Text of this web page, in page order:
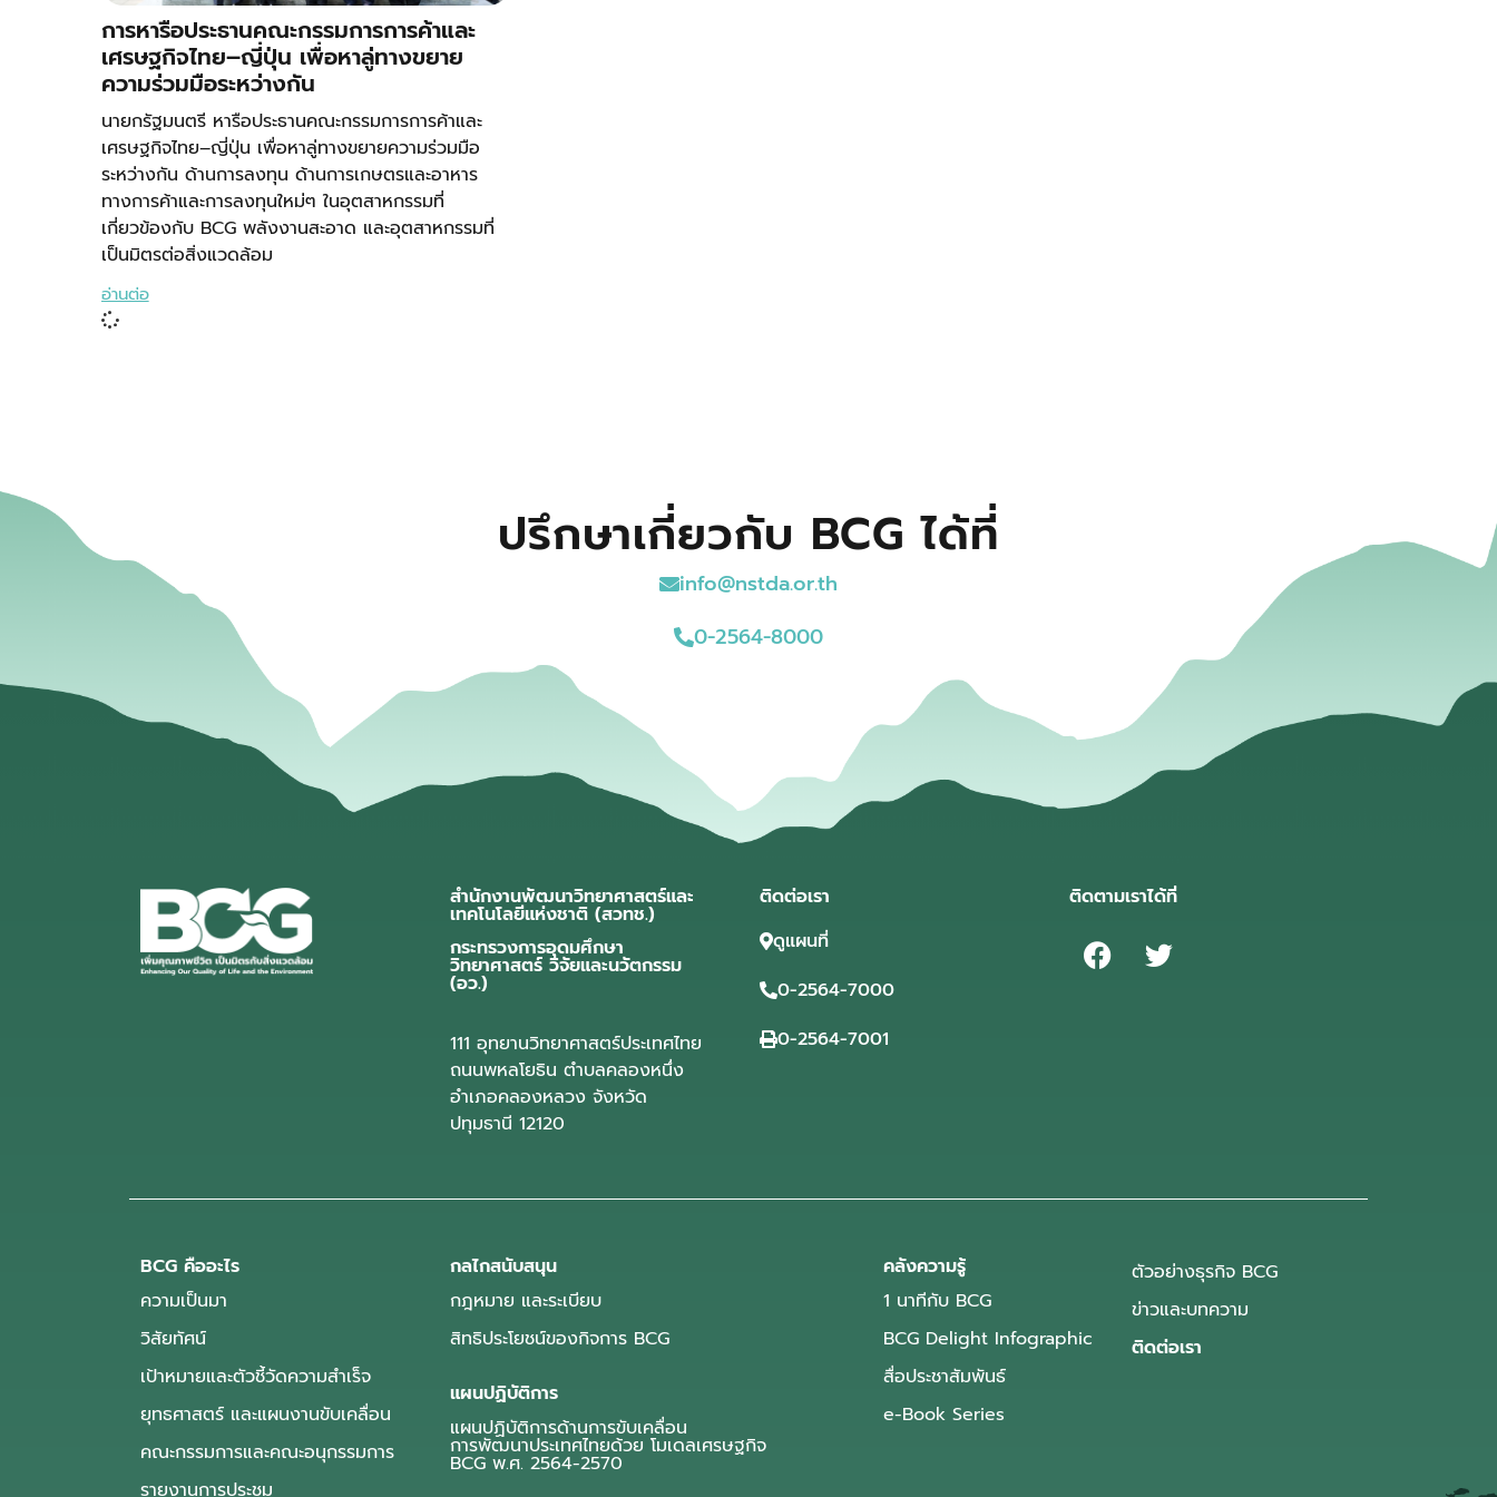
การหารือประธานคณะกรรมการการค้าและ
เศรษฐกิจไทย–ญี่ปุ่น เพื่อหาลู่ทางขยาย
ความร่วมมือระหว่างกัน
นายกรัฐมนตรี หารือประธานคณะกรรมการการค้าและ
เศรษฐกิจไทย–ญี่ปุ่น เพื่อหาลู่ทางขยายความร่วมมือ
ระหว่างกัน ด้านการลงทุน ด้านการเกษตรและอาหาร
ทางการค้าและการลงทุนใหม่ๆ ในอุตสาหกรรมที่
เกี่ยวข้องกับ BCG พลังงานสะอาด และอุตสาหกรรมที่
เป็นมิตรต่อสิ่งแวดล้อม
อ่านต่อ
ปรึกษาเกี่ยวกับ BCG ได้ที่
info@nstda.or.th
0-2564-8000
สำนักงานพัฒนาวิทยาศาสตร์และ
เทคโนโลยีแห่งชาติ (สวทช.)
กระทรวงการอุดมศึกษา
วิทยาศาสตร์ วิจัยและนวัตกรรม
(อว.)
111 อุทยานวิทยาศาสตร์ประเทศไทย
ถนนพหลโยธิน ตำบลคลองหนึ่ง
อำเภอคลองหลวง จังหวัด
ปทุมธานี 12120
ติดต่อเรา
ดูแผนที่
0-2564-7000
0-2564-7001
ติดตามเราได้ที่
BCG คืออะไร
ความเป็นมา
วิสัยทัศน์
เป้าหมายและตัวชี้วัดความสำเร็จ
ยุทธศาสตร์ และแผนงานขับเคลื่อน
คณะกรรมการและคณะอนุกรรมการ
รายงานการประชุม
กลไกสนับสนุน
กฎหมาย และระเบียบ
สิทธิประโยชน์ของกิจการ BCG
แผนปฏิบัติการ
แผนปฏิบัติการด้านการขับเคลื่อน
การพัฒนาประเทศไทยด้วย โมเดลเศรษฐกิจ
BCG พ.ศ. 2564-2570
คลังความรู้
1 นาทีกับ BCG
BCG Delight Infographic
สื่อประชาสัมพันธ์
e-Book Series
ตัวอย่างธุรกิจ BCG
ข่าวและบทความ
ติดต่อเรา